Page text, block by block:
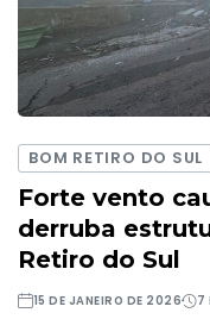
BOM RETIRO DO SUL
Forte vento
derruba
Retiro do Sul
15 DE JANEIRO DE 2026 7